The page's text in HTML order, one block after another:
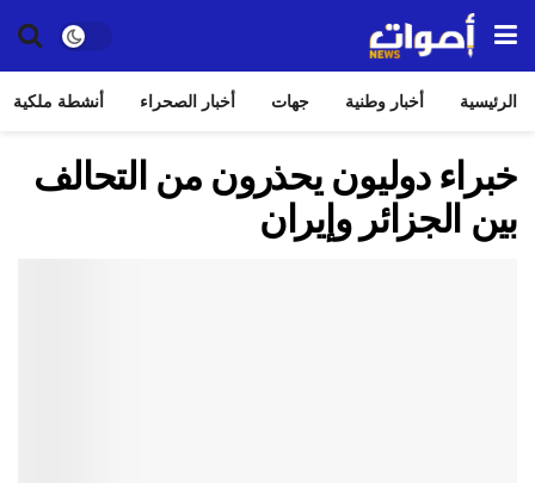
الرئيسية أخبار وطنية جهات أخبار الصحراء أنشطة ملكية
خبراء دوليون يحذرون من التحالف
بين الجزائر وإيران